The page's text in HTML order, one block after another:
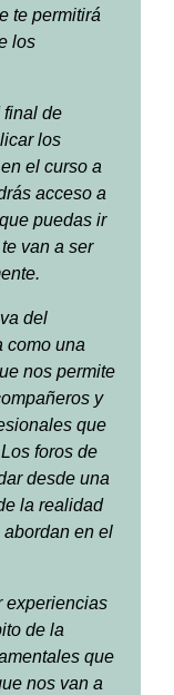
te permitirá
los
final de
los
el curso a
acceso a
puedas ir
van a ser
del
como una
nos permite
y
que
foros de
desde una
la realidad
abordan en el
experiencias
de la
que
nos van a